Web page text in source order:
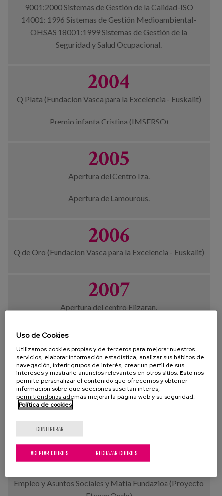
9001:2000 Sistemas de Gestión de la Calidad-ISO
14001: 1996 Sistemas de Gestión Medioambiental-
OHSAS 18001:1999 Sistemas de Gestión de la
Seguridad y Salud Ocupacional.
2004
Q Plata (Fundacion Vasca para la Excelencia - Euskalit)
Premio infanta Cristina (IMSERSO)
2005
Apertura del Centro Iza.
Apertura de Lamourous.
2006
Q de Oro (Fundacion Vasca para la Excelencia - Euskalit)
2007
Apertura del centro Elizaran.
2008
Apertuta Centro Argixao.
2009
2011
Empleo y Asuntos Sociales y Matia Fundazioa (Proyecto
Uso de Cookies
Utilizamos cookies propias y de terceros para mejorar nuestros
servicios, elaborar información estadística, analizar sus hábitos de
navegación, inferir grupos de interés, crear un perfil de sus
intereses y mostrarle anuncios relevantes en otros sitios. Esto nos
permite personalizar el contenido que ofrecemos y obtener
información sobre qué secciones suscitan interés,
permitiéndonos además mejorar la página web y su seguridad.
Política de cookies
CONFIGURAR
RECHAZAR COOKIES
ACEPTAR COOKIES